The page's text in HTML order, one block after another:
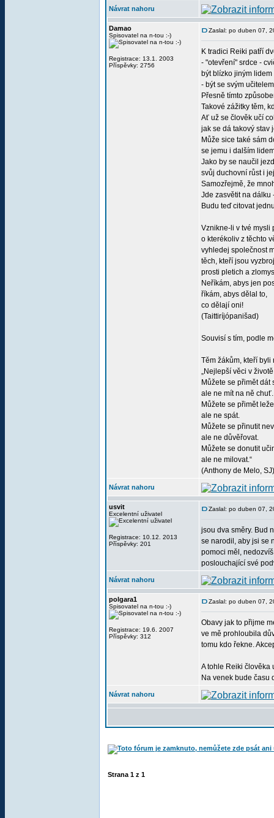
Návrat nahoru
Damao
Spisovatel na n-tou :-)
Registrace: 13.1. 2003
Příspěvky: 2756
Zaslal: po duben 07,
K tradici Reiki patří
- "otevření" srdce -
být blízko jiným
- být se svým
Přesně tímto
Takové zážitky těm,
Ať už se člověk učí
jak se dá takový stav
Může sice také sám
se jemu i dalším
Jako by se naučil
svůj duchovní růst i
Samozřejmě, že
Jde zasvětit na dálku
Budu teď citovat
Vznikne-li v tvé mysli
o kterékoliv z těchto
vyhledej společnost
těch, kteří jsou
prosti pletich a
Neříkám, abys jen
říkám, abys dělal to,
co dělají oni!
(Taittiríjópanišad)
Souvisí s tím, podle
Těm žákům, kteří
„Nejlepší věci v
Můžete se přimět dát
ale ne mít na ně chuť.
Můžete se přimět
ale ne spát.
Můžete se přinutit
ale ne důvěřovat.
Můžete se donutit
ale ne milovat.“
(Anthony de Melo, SJ)
Návrat nahoru
usvit
Excelentní uživatel
Registrace: 10.12. 2013
Příspěvky: 201
Zaslal: po duben 07,
jsou dva směry. Bud
se narodil, aby jsi se
pomoci měl,
poslouchající své
Návrat nahoru
polgara1
Spisovatel na n-tou :-)
Registrace: 19.6. 2007
Příspěvky: 312
Zaslal: po duben 07,
Obavy jak to přijme
ve mě prohloubila
tomu kdo řekne.
A tohle Reiki člověka
Na venek bude času
Návrat nahoru
Strana 1 z 1